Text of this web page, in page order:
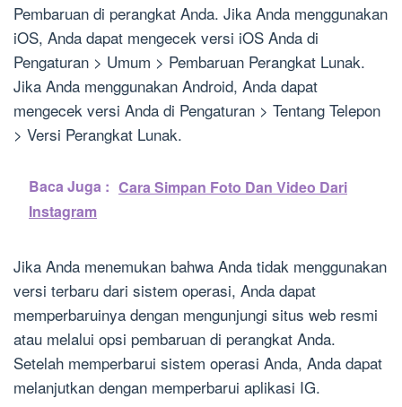
Pembaruan di perangkat Anda. Jika Anda menggunakan
iOS, Anda dapat mengecek versi iOS Anda di
Pengaturan > Umum > Pembaruan Perangkat Lunak.
Jika Anda menggunakan Android, Anda dapat
mengecek versi Anda di Pengaturan > Tentang Telepon
> Versi Perangkat Lunak.
Baca Juga : Cara Simpan Foto Dan Video Dari
Instagram
Jika Anda menemukan bahwa Anda tidak menggunakan
versi terbaru dari sistem operasi, Anda dapat
memperbaruinya dengan mengunjungi situs web resmi
atau melalui opsi pembaruan di perangkat Anda.
Setelah memperbarui sistem operasi Anda, Anda dapat
melanjutkan dengan memperbarui aplikasi IG.